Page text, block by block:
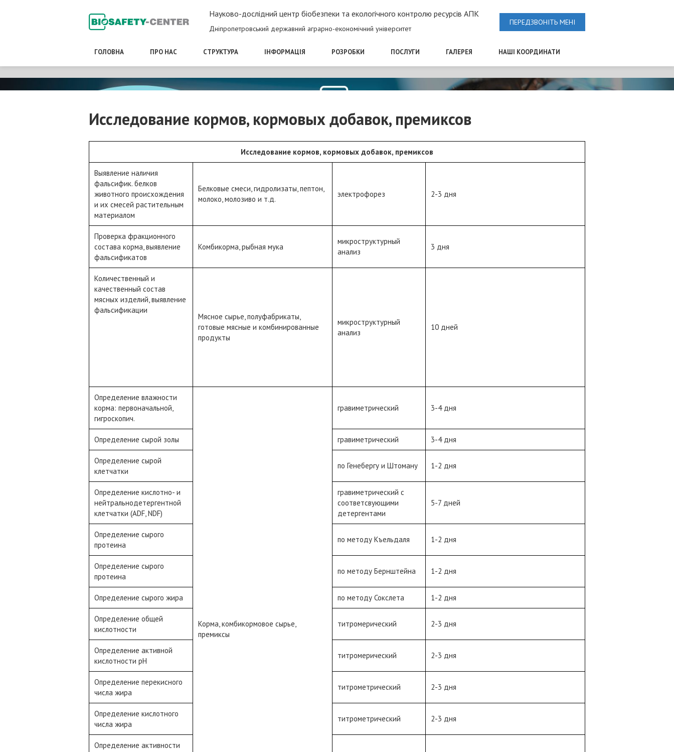
Науково-дослідний центр біобезпеки та екологічного контролю ресурсів АПК
Дніпропетровський державний аграрно-економічний університет
ПЕРЕДЗВОНІТЬ МЕНІ
ГОЛОВНА ПРО НАС СТРУКТУРА ІНФОРМАЦІЯ РОЗРОБКИ ПОСЛУГИ ГАЛЕРЕЯ НАШІ КООРДИНАТИ
Исследование кормов, кормовых добавок, премиксов
Исследование кормов, кормовых добавок, премиксов
Выявление наличия
фальсифик. белков
животного происхождения
и их смесей растительным
материалом
Белковые смеси, гидролизаты, пептон,
молоко, молозиво и т.д.
электрофорез 2-3 дня
Проверка фракционного
состава корма, выявление
фальсификатов
Комбикорма, рыбная мука
микроструктурный
анализ
3 дня
Количественный и
качественный состав
мясных изделий, выявление
фальсификации
Мясное сырье, полуфабрикаты,
готовые мясные и комбинированные
продукты
микроструктурный
анализ
10 дней
Определение влажности
корма: первоначальной,
гигроскопич.
Корма, комбикормовое сырье,
премиксы
гравиметрический 3-4 дня
Определение сырой золы гравиметрический 3-4 дня
Определение сырой
клетчатки
по Генебергу и Штоману 1-2 дня
Определение кислотно- и
нейтральнодетергентной
клетчатки (ADF, NDF)
гравиметрический с
соответсвующими
детергентами
5-7 дней
Определение сырого
протеина
по методу Къельдаля 1-2 дня
Определение сырого
протеина
по методу Бернштейна 1-2 дня
Определение сырого жира по методу Сокслета 1-2 дня
Определение общей
кислотности
титромерический 2-3 дня
Определение активной
кислотности рН
титромерический 2-3 дня
Определение перекисного
числа жира
титрометрический 2-3 дня
Определение кислотного
числа жира
титрометрический 2-3 дня
Определение активности